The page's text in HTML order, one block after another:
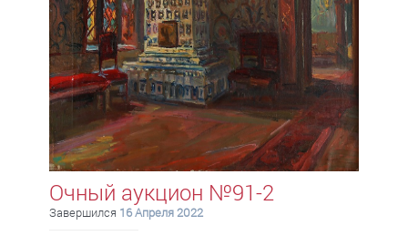
Очный аукцион №91-2
Завершился 16 Апреля 2022